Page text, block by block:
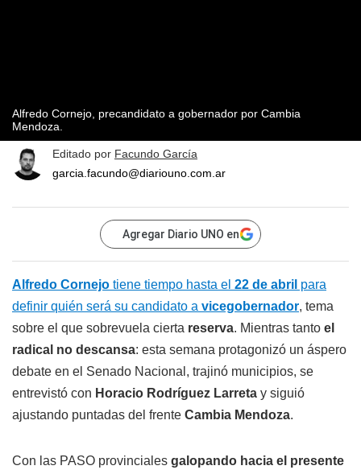
Alfredo Cornejo, precandidato a gobernador por Cambia
Mendoza.
Editado por Facundo García
garcia.facundo@diariouno.com.ar
Agregar Diario UNO en
Alfredo Cornejo tiene tiempo hasta el 22 de abril para
definir quién será su candidato a vicegobernador, tema
sobre el que sobrevuela cierta reserva. Mientras tanto el
radical no descansa: esta semana protagonizó un áspero
debate en el Senado Nacional, trajinó municipios, se
entrevistó con Horacio Rodríguez Larreta y siguió
ajustando puntadas del frente Cambia Mendoza.
Con las PASO provinciales galopando hacia el presente